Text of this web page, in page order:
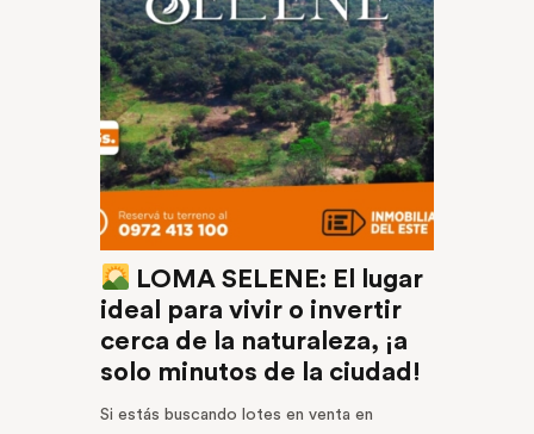
LOMA SELENE: El lugar
ideal para vivir o invertir
cerca de la naturaleza, ¡a
solo minutos de la ciudad!
Si estás buscando lotes en venta en